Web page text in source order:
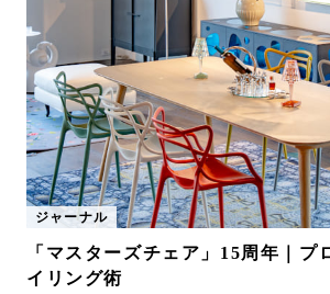
ジャーナル
「マスターズチェア」15周年｜プ
イリング術